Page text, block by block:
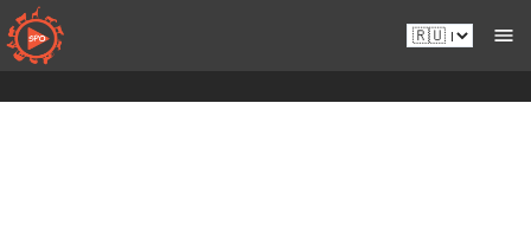
Перейти
к
контенту
Ru.sportsmansparadiseonline.com